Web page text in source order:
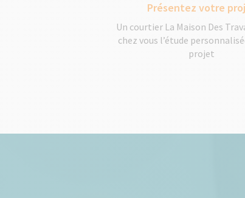
Présentez votre
Un courtier La Maison Des
chez vous l’étude
projet